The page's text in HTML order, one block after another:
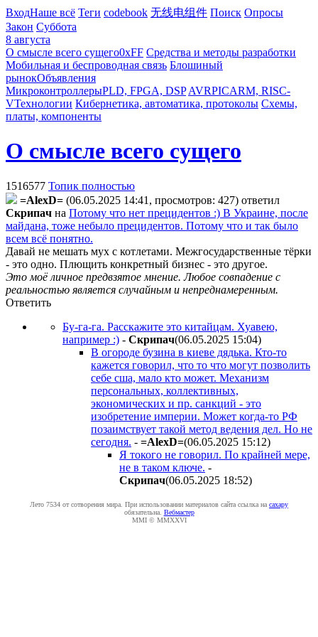
ВходНаше всё Теги codebook 无线电组件 Поиск Опросы
Закон Суббота
8 августа
О смысле всего сущего0xFF Средства и методы разработки
Мобильная и беспроводная связь Блошиный
рынокОбъявления
МикроконтроллерыPLD, FPGA, DSP AVRPICARM, RISC-
VТехнологии Кибернетика, автоматика, протоколы Схемы,
платы, компоненты
О смысле всего сущего
1516577 Топик полностью
=AlexD= (06.05.2025 14:41, просмотров: 427) ответил
Cкpипaч на Потому что нет прецидентов :) В Украине, после
майдана, тоже небыло прецидентов. Потому что и так было
всем всё понятно.
Давай не мешать мух с котлетами. Межгосударственные тёрки
- это одно. Плющить конкретный бизнес - это другое.
Это моё личное предвзятое мнение. Любое совпадение с
реальностью является случайным и непреднамеренным.
Ответить
Бу-га-га. Расскажите это китайцам. Хуавею,
например :) - Cкpипaч(06.05.2025 15:04)
В огороде бузина в киеве дядька. Кто-то
кажется говорил, что то что могут позволить
себе сша, мало кто может. Механизм
персональных, коллективных,
экономических и пр. санкций - это
изобретение империи. Может когда-то РФ
позаимствует такой метод ведения дел. Но не
сегодня. - =AlexD=(06.05.2025 15:12)
Я токого не говорил. По крайней мере,
не в таком ключе. -
Cкpипaч(06.05.2025 18:52)
Лето 7534 от сотворения мира. При использовании материалов сайта ссылка на caxapу
обязательна. Вебмастер
MMI © MMXXVI